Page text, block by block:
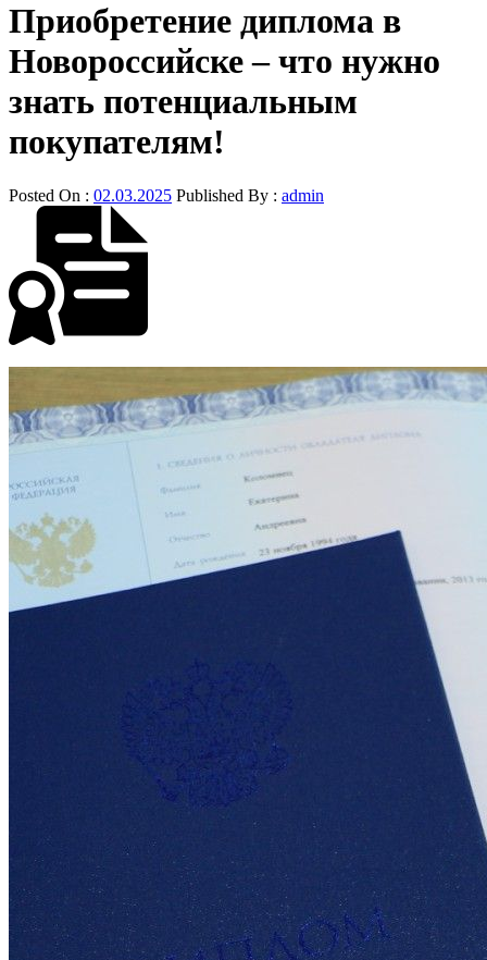
Приобретение диплома в
Новороссийске – что нужно
знать потенциальным
покупателям!
Posted On : 02.03.2025 Published By : admin